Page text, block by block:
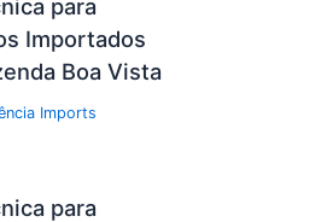
para
Importados
Boa Vista
Imports
para